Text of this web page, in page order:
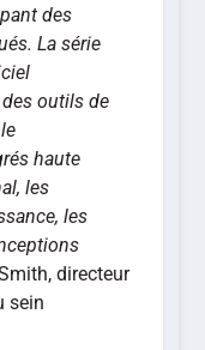
des
La série
outils de
haute
les
les
directeur
sein